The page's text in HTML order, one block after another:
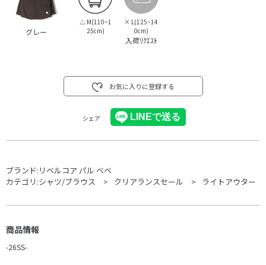
グレー
△ M(110~1
25cm)
× L(125~14
0cm)
入荷ﾘｸｴｽﾄ
お気に入りに登録する
シェア
ブランド: リベルコア パル ベベ
カテゴリ:シャツ/ブラウス クリアランスセール ライトアウター
商品情報
-26SS-